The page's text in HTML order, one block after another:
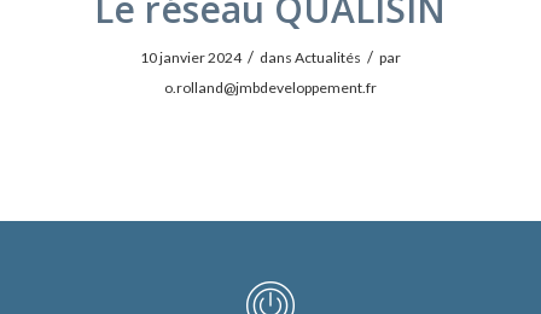
10 janvier 2024 / dans Actualités / par
o.rolland@jmbdeveloppement.fr